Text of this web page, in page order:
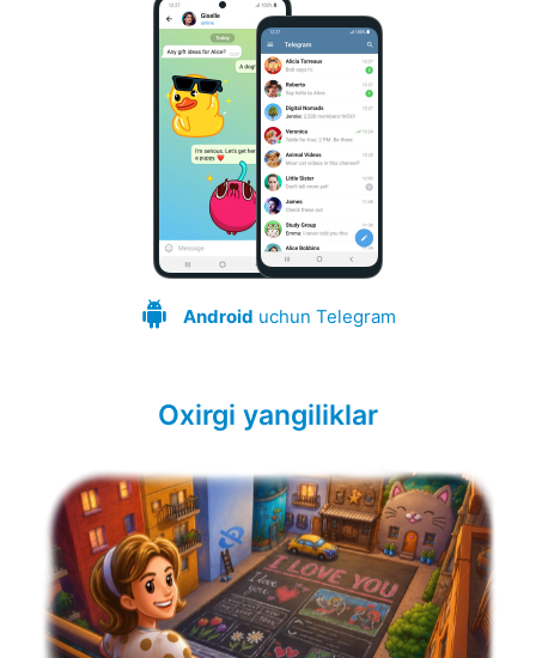
Android uchun Telegram
Oxirgi yangiliklar